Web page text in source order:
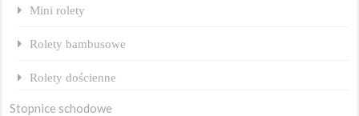
Mini rolety
Rolety bambusowe
Rolety dościenne
Stopnice schodowe